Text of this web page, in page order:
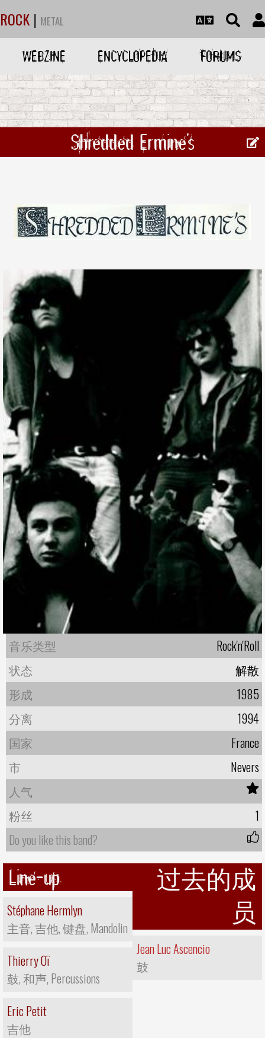
ROCK | METAL
WEBZINE ENCYCLOPEDIA FORUMS
Shredded Ermine's
音乐类型
Rock'n'Roll
状态
解散
形成
1985
分离
1994
国家
France
市
Nevers
人气
粉丝
1
Do you like this band?
Line-up
Stéphane Hermlyn
主音, 吉他, 键盘, Mandolin
Thierry Oï
鼓, 和声, Percussions
Eric Petit
吉他
过去的成
员
Jean Luc Ascencio
鼓